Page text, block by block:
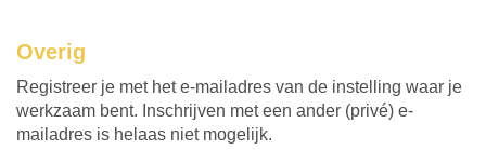
Overig
Registreer je met het e-mailadres van de instelling waar je
werkzaam bent. Inschrijven met een ander (privé) e-
mailadres is helaas niet mogelijk.